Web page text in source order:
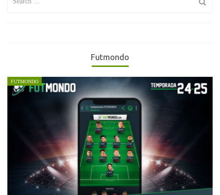
Futmondo
FUTMONDO